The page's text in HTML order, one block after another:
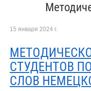
15 января 2024 г.
СТУДЕНТОВ
СЛОВ